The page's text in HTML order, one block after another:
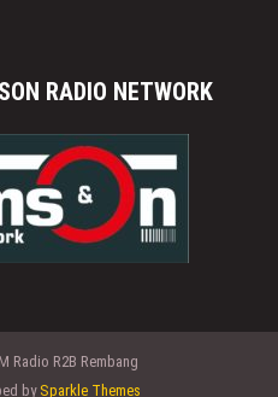
RADIO NETWORK
Radio R2B Rembang
by Sparkle Themes